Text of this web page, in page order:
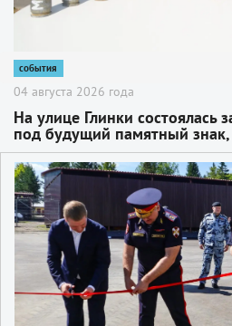
события
04 августа 2026 года
На улице Глинки состоялась
под будущий памятный
событиям СВО
2